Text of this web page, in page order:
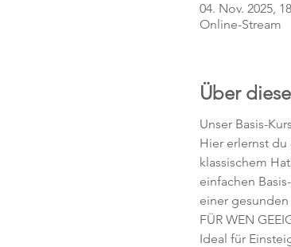
04. Nov. 2025,
Online-Stream
Über
Unser Basis-
Hier erlernst
klassischem
einfachen
einer
FÜR WEN
Ideal für